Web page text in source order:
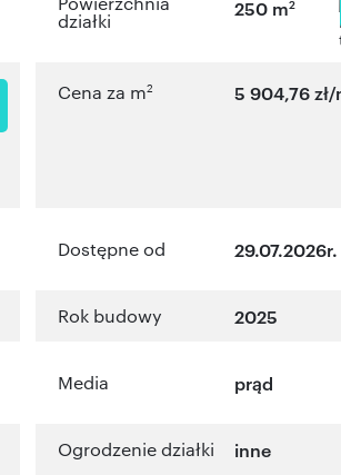
działki
250 m2
Cena za m2 5 904,76
Dostępne od 29.07.2026r.
Rok budowy 2025
Media prąd
Ogrodzenie działki inne